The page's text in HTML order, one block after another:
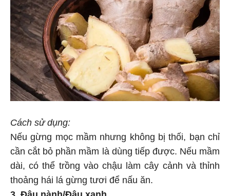
Cách sử dụng:
Nếu gừng mọc mầm nhưng không bị thối, bạn chỉ
cần cắt bỏ phần mầm là dùng tiếp được. Nếu mầm
dài, có thể trồng vào chậu làm cây cảnh và thỉnh
thoảng hái lá gừng tươi để nấu ăn.